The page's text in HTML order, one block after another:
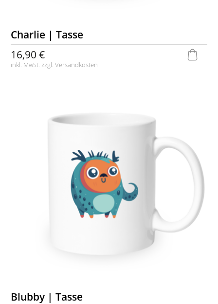
Charlie | Tasse
16,90 €
inkl. MwSt. zzgl.Versandkosten
Blubby | Tasse